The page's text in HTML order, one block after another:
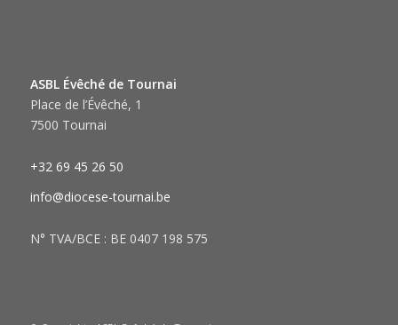
ASBL Évêché de Tournai
Place de l’Évêché, 1
7500 Tournai
+32 69 45 26 50
info@diocese-tournai.be
N° TVA/BCE : BE 0407 198 575